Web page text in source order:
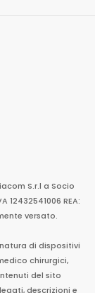
S.r.l a Socio
12432541006 REA:
versato.
di dispositivi
chirurgici,
del sito
descrizioni e